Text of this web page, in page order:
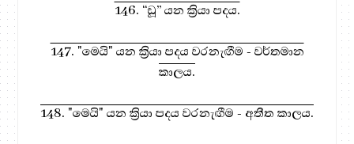
146. “ඩූ” යන ක්‍රියා පදය.
147. "මෙයි" යන ක්‍රියා පදය වරනැඟීම - වර්තමාන
කාලය.
148. "මෙයි" යන ක්‍රියා පදය වරනැඟීම - අතීත කාලය.